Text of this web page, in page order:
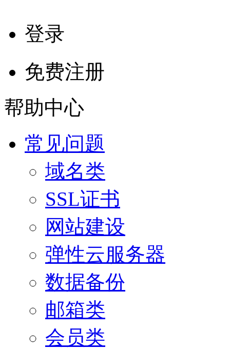
登录
免费注册
帮助中心
常见问题
域名类
SSL证书
网站建设
弹性云服务器
数据备份
邮箱类
会员类